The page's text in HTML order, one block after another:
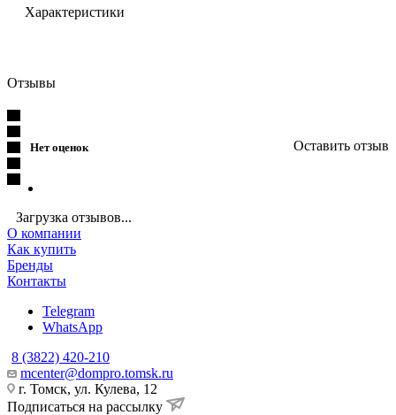
Характеристики
Отзывы
Нет оценок Оставить отзыв
Загрузка отзывов...
О компании
Как купить
Бренды
Контакты
Telegram
WhatsApp
8 (3822) 420-210
mcenter@dompro.tomsk.ru
г. Томск, ул. Кулева, 12
Подписаться на рассылку